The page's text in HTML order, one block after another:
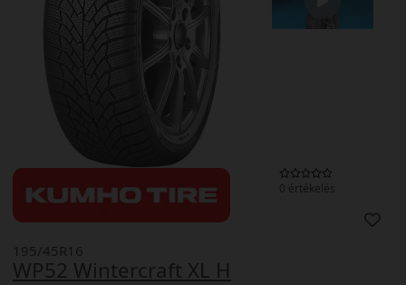
0 értékelés
WP52 Wintercraft XL H
195/45R16